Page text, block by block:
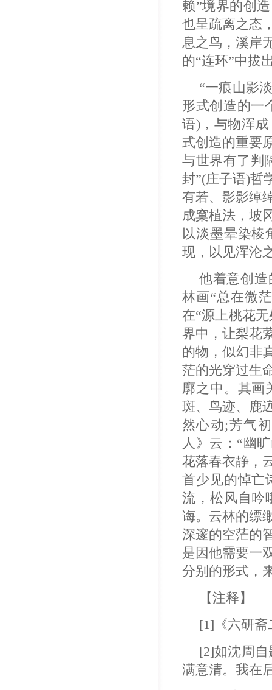
赖”境界的创
也呈疏离之态
息之鸟，溪岸
的“连环”中拔
“一痕山影
形式创造的一
语)，与物浑
式创造的重要
与世界有了判
封”(庄子语)哲
有若、影影绰
成窠植法，坡
以淡墨晕染棱
现，以见浑沦
他着意创造
林画“总在微
在“源上桃花
界中，让梨花
的物，似幻非
茫的光穿过生
廓之中。其画
斑、鸟迹、鹿
然心动;芳气
人》云：“幽
花落春衣静，
首少见的悼亡
流，松风自吟
诲。云林的缥
深邃的空茫的
是因他需要一
分别的形式，
【注释】
[1]《六研
[2]如沈周
满意清。我在